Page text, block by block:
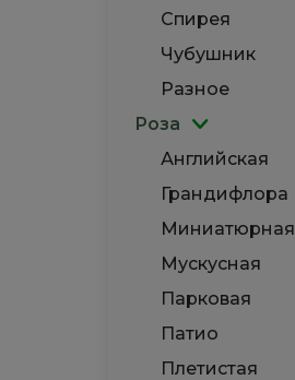
Спирея
Чубушник
Разное
Роза
Английская
Грандифлора
Миниатюрная
Мускусная
Парковая
Патио
Плетистая